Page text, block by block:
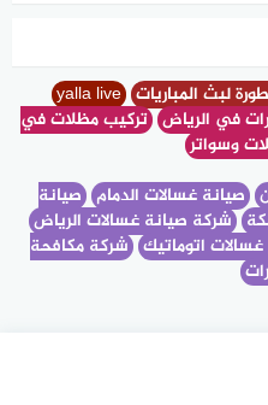
لبث المبارياتyalla live
في الرياضتركيب مظلات في
وسواتر
صيانة غسالات الدمامصيانة
شركة صيانة غسالات الرياض
اتوماتيكشركة مكافحة